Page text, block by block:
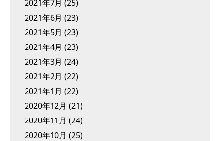
2021年7月 (25)
2021年6月 (23)
2021年5月 (23)
2021年4月 (23)
2021年3月 (24)
2021年2月 (22)
2021年1月 (22)
2020年12月 (21)
2020年11月 (24)
2020年10月 (25)